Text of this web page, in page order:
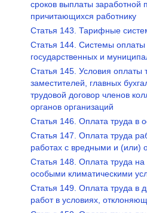
сроков выплаты заработной
причитающихся работнику
Статья 143. Тарифные
Статья 144. Системы оплаты
государственных и
Статья 145. Условия оплаты
заместителей, главных
трудовой договор членов
органов организаций
Статья 146. Оплата труда в
Статья 147. Оплата труда
работах с вредными и (или)
Статья 148. Оплата труда на
особыми климатическими
Статья 149. Оплата труда в
работ в условиях,